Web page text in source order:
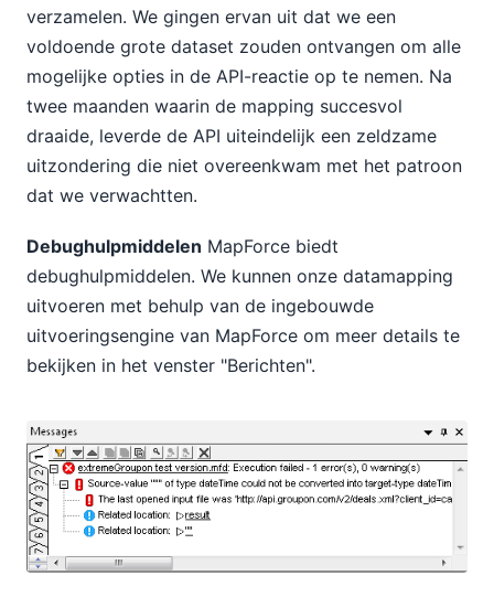
verzamelen. We gingen ervan uit dat we een
voldoende grote dataset zouden ontvangen om alle
mogelijke opties in de API-reactie op te nemen. Na
twee maanden waarin de mapping succesvol
draaide, leverde de API uiteindelijk een zeldzame
uitzondering die niet overeenkwam met het patroon
dat we verwachtten.
Debughulpmiddelen MapForce biedt
debughulpmiddelen. We kunnen onze datamapping
uitvoeren met behulp van de ingebouwde
uitvoeringsengine van MapForce om meer details te
bekijken in het venster "Berichten".